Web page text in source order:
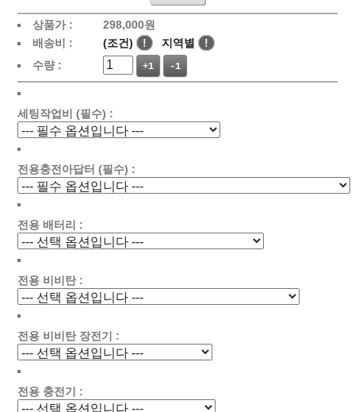
상품가 :
298,000원
배송비 :
(조건) ! 지역별
!
수량 :
+1 -1
세팅작업비 (필수) :
전용충전아답터 (필수) :
전용 배터리 :
전용 비비탄 :
전용 비비탄 장전기 :
전용 충전기 :